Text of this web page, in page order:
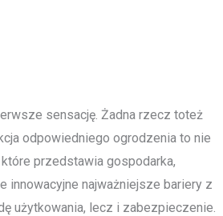
sensację. Żadna rzecz toteż
odpowiedniego ogrodzenia to nie
przedstawia gospodarka,
innowacyjne najważniejsze bariery z
użytkowania, lecz i zabezpieczenie.